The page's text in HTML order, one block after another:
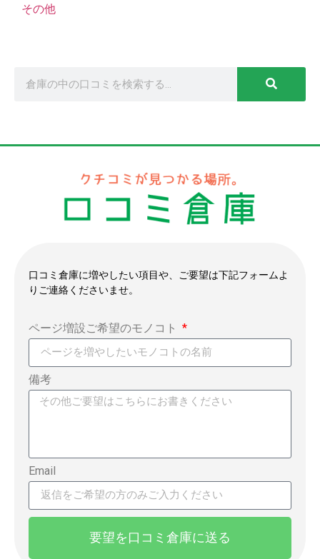
その他
口コミ倉庫に増やしたい項目や、ご要望は下記フォームよ
りご連絡くださいませ。
ページ増設ご希望のモノコト
備考
Email
要望を口コミ倉庫に送る